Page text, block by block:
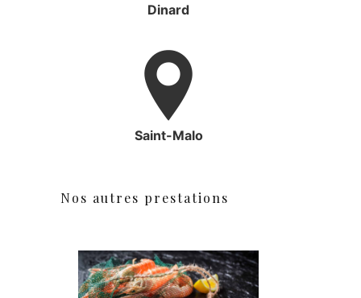
Dinard
Saint-Malo
Nos autres prestations